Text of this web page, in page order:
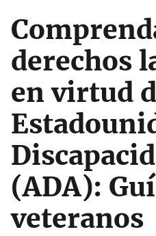
derechos
en virtud
(ADA):
veteranos